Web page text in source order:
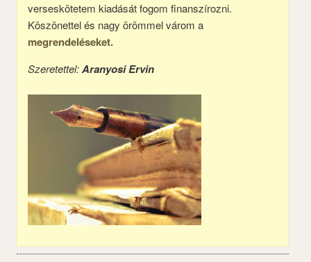
verseskötetem kiadását fogom finanszírozni.
Köszönettel és nagy örömmel várom a
megrendeléseket.
Szeretettel:Aranyosi Ervin